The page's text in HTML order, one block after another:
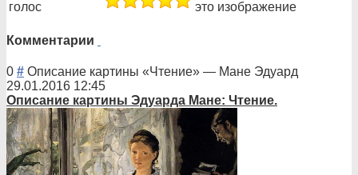
голос
это изображение
Комментарии
0 # Описание картины «Чтение» — Мане Эдуард
29.01.2016 12:45
Описание картины Эдуарда Мане: Чтение.